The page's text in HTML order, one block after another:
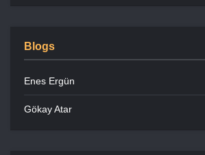
Blogs
Enes Ergün
Gökay Atar